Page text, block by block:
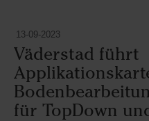
13-09-2023
Väderstad führt
für TopDown